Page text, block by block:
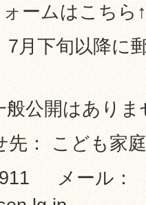
はこちら↑
月下旬以降に
公開はありま
先： こども家
メール：